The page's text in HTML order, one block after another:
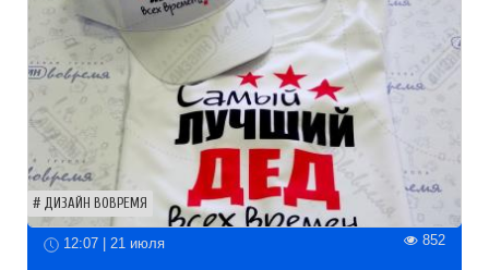
ДИЗАЙН ВОВРЕМЯ
12:07 | 21 июля 852